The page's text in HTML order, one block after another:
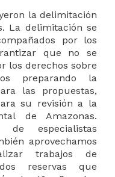
la delimitación
La delimitación se
por los
que no se
los derechos sobre
preparando la
las propuestas,
su revisión a la
de Amazonas.
de especialistas
aprovechamos
trabajos de
reservas que